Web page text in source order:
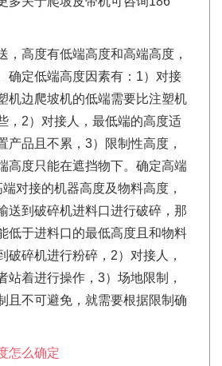
，高度有低端高度和高端高度，
确定低端高度因素有：1）对接
机边爬坡机的低端需要比注塑机
，2）对接人，最低端的高度适
产品且不累，3）限制性高度，
高度只能在遮挡物下。确定高端
对接的机器高度及物料高度，
送到破碎机进料口进行破碎，那
低于进料口的最低高度且和物料
破碎机进行粉碎，2）对接人，
站着进行操作，3）场地限制，
且不可避免，就需要根据限制确